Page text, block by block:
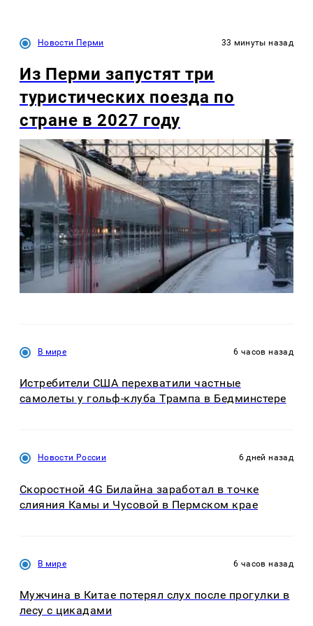
Новости Перми 33 минуты назад
Из Перми запустят три
туристических поезда по
стране в 2027 году
В мире 6 часов назад
Истребители США перехватили частные
самолеты у гольф-клуба Трампа в Бедминстере
Новости России 6 дней назад
Скоростной 4G Билайна заработал в точке
слияния Камы и Чусовой в Пермском крае
В мире 6 часов назад
Мужчина в Китае потерял слух после прогулки в
лесу с цикадами